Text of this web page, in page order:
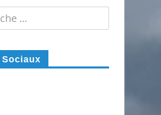
Sociaux